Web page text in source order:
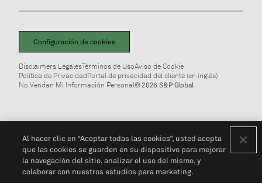
Configuración de cookies
Disclaimers LegalesTérminos de UsoAviso de Cookie
Política de PrivacidadPortal de privacidad del cliente (en inglés)
No Vendan Mi Información Personal© 2026 S&P Global
Al hacer clic en “Aceptar todas las cookies”, usted acepta
que las cookies se guarden en su dispositivo para mejorar
la navegación del sitio, analizar el uso del mismo, y
colaborar con nuestros estudios para marketing.